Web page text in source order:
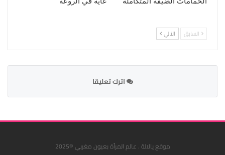
السابق التالي
اترك تعليقا
موقع يالالة . عالم المرأة بعيون مغربي ©2025